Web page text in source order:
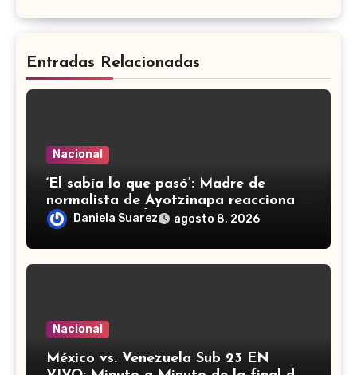
Entradas Relacionadas
Nacional
‘Él sabía lo que pasó’: Madre de
normalista de Ayotzinapa reacciona a
detención de Ángel ‘N’
Daniela Suarez agosto 8, 2026
Nacional
México vs. Venezuela Sub 23 EN